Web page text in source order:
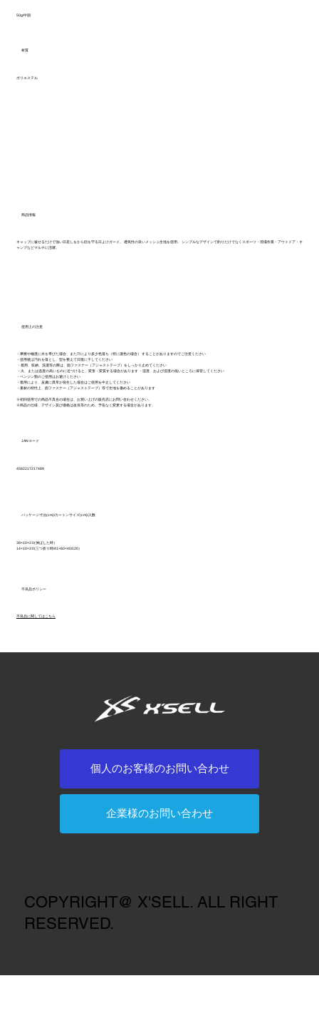
50g/中国
材質
ポリエステル
商品情報
キャップに被せるだけで強い日差しをから顔を守る日よけガード。 通気性の良いメッシュ生地を使用。 シンプルなデザインで釣りだけでなくスポーツ・現場作業・アウトドア・キ
ャンプなどマルチに活躍。
使用上の注意
・摩擦や極度に水を帯びた場合、また汗により多少色落ち（特に濃色の場合） することがありますのでご注意ください
・使用後は汚れを落とし、型を整えて日陰に干してください
・着用、収納、洗濯等の際は、面ファスナー（アジャストテープ）をしっかり止めてください
・火、または温度の高いものに近づけると、変形・変質する場合があります ・湿度、および湿度の低いところに保管してください
・ベンジン類のご使用はお避けください
・着用により、皮膚に異常が発生した場合はご使用を中止してください
・素材の特性上、面ファスナー（アジャストテープ）等で生地を傷めることがあります
※初回使用での商品不具合の場合は、お買い上げの販売店にお問い合わせください。
※商品の仕様、デザイン及び価格は改良等のため、予告なく変更する場合があります。
JANコード
4582217217489
不良品ポリシー
不良品に関してはこちら
パッケージ寸法(cm)/カートンサイズ(cm)/入数
38×10×2.0(伸ばした時）
14×10×3.0(三つ折り時/41×60×40/120）
COPYRIGHT@ X'SELL. ALL RIGHT
RESERVED.
個人のお客様のお問い合わせ
企業様のお問い合わせ